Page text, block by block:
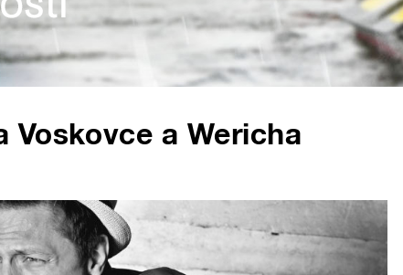
Voskovce a Wericha